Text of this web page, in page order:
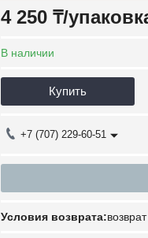
4 250 ₸/
В наличии
Купить
+7 (707) 229-60-51